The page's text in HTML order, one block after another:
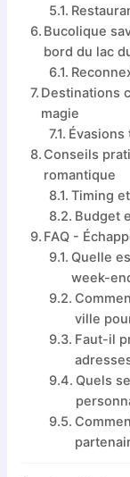
Bucolique
bord du lac
Destinations
magie
Conseils
romantique
Timing
Budget
FAQ -
Quelle
week-
ville
Faut-il
Quels